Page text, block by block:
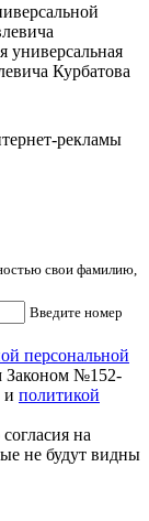
универсальная
Курбатова
рекламы
свои фамилию,
Введите номер
персональной
Законом №152-
и политикой
на
не будут видны